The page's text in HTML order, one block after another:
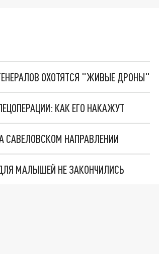
ОХОТЯТСЯ "ЖИВЫЕ ДРОНЫ"
КАК ЕГО НАКАЖУТ
САВЕЛОВСКОМ НАПРАВЛЕНИИ
МАЛЫШЕЙ НЕ ЗАКОНЧИЛИСЬ